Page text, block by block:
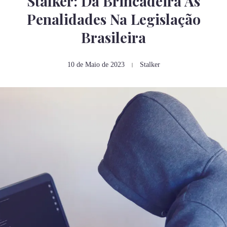
Penalidades Na Legislação
Brasileira
10 de Maio de 2023 Stalker